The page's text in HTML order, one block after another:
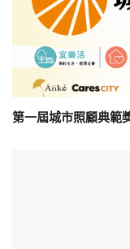
第一屆城市照顧典範